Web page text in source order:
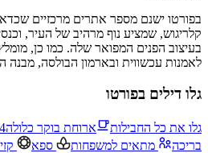
בפורטו ישנם מספר אתרים מרכזיים
קלריגוש, שמציע נוף מרהיב של העיר,
בעיצוב הפנים המפואר שלה. כמו כן,
לאמנות עכשווית ובארמון הבולסה, מבנה
גלו דילים בפורטו
גלו את כל החבילות ארוחת בוקר כלולה4
בריכה
מתאים למשפחות ספא